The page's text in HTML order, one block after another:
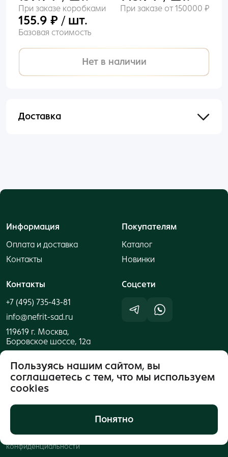
При заказе коробками При заказе от 150000 ₽
155.9 ₽ / шт.
Базовая стоимость
Нет в наличии
Доставка
Информация
Оплата и доставка
Контакты
Покупателям
Каталог
Новинки
Контакты
+7 (495) 735-43-81
info@nefrit-sad.ru
119619 г. Москва,
Боровское шоссе, 12а
Cоцсети
Нефритовый Сад"
Политика
конфиденциальности
Пользуясь нашим сайтом, вы
соглашаетесь с тем, что мы используем
cookies
Понятно